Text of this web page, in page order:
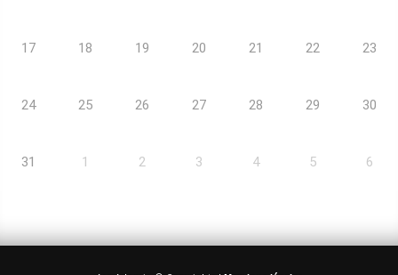
17 18 19 20 21 22 23
24 25 26 27 28 29 30
31 1 2 3 4 5 6